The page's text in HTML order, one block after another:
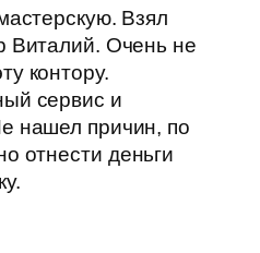
Взял
Виталий. Очень не
контору.
сервис и
нашел причин, по
отнести деньги